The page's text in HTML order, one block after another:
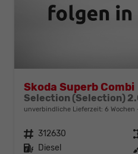
Skoda Superb Combi
unverbindliche Lieferzeit: 6 Wochen
Fahrzeugnr. 312630
Kraftstoff Diesel